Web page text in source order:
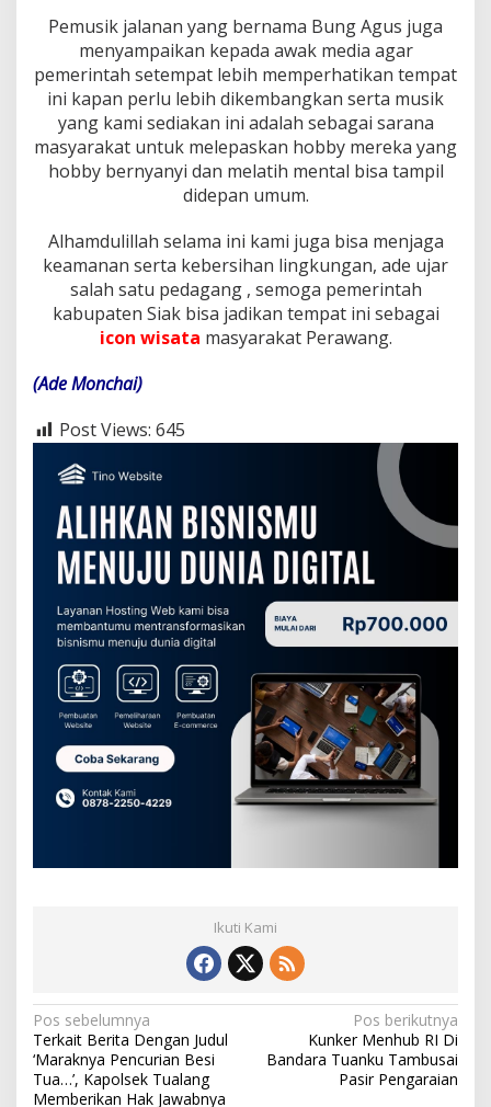
Pemusik jalanan yang bernama Bung Agus juga
menyampaikan kepada awak media agar
pemerintah setempat lebih memperhatikan tempat
ini kapan perlu lebih dikembangkan serta musik
yang kami sediakan ini adalah sebagai sarana
masyarakat untuk melepaskan hobby mereka yang
hobby bernyanyi dan melatih mental bisa tampil
didepan umum.
Alhamdulillah selama ini kami juga bisa menjaga
keamanan serta kebersihan lingkungan, ade ujar
salah satu pedagang , semoga pemerintah
kabupaten Siak bisa jadikan tempat ini sebagai
icon wisata masyarakat Perawang.
(Ade Monchai)
Post Views: 645
Ikuti Kami
N
a
v
Pos sebelumnya
Terkait Berita Dengan Judul
‘Maraknya Pencurian Besi
Tua…’, Kapolsek Tualang
Memberikan Hak Jawabnya
Pos berikutnya
Kunker Menhub RI Di
Bandara Tuanku Tambusai
Pasir Pengaraian